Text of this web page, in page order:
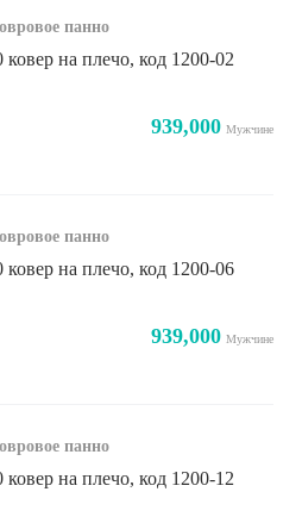
панно
ковер на плечо, код 1200-02
939,000 Мужчине
панно
ковер на плечо, код 1200-06
939,000 Мужчине
панно
ковер на плечо, код 1200-12